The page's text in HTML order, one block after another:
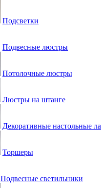
Подсветки
Подвесные люстры
Потолочные люстры
Люстры на штанге
Декоративные настольные
Торшеры
Подвесные светильники